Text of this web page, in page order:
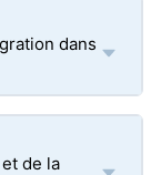
dans
de la